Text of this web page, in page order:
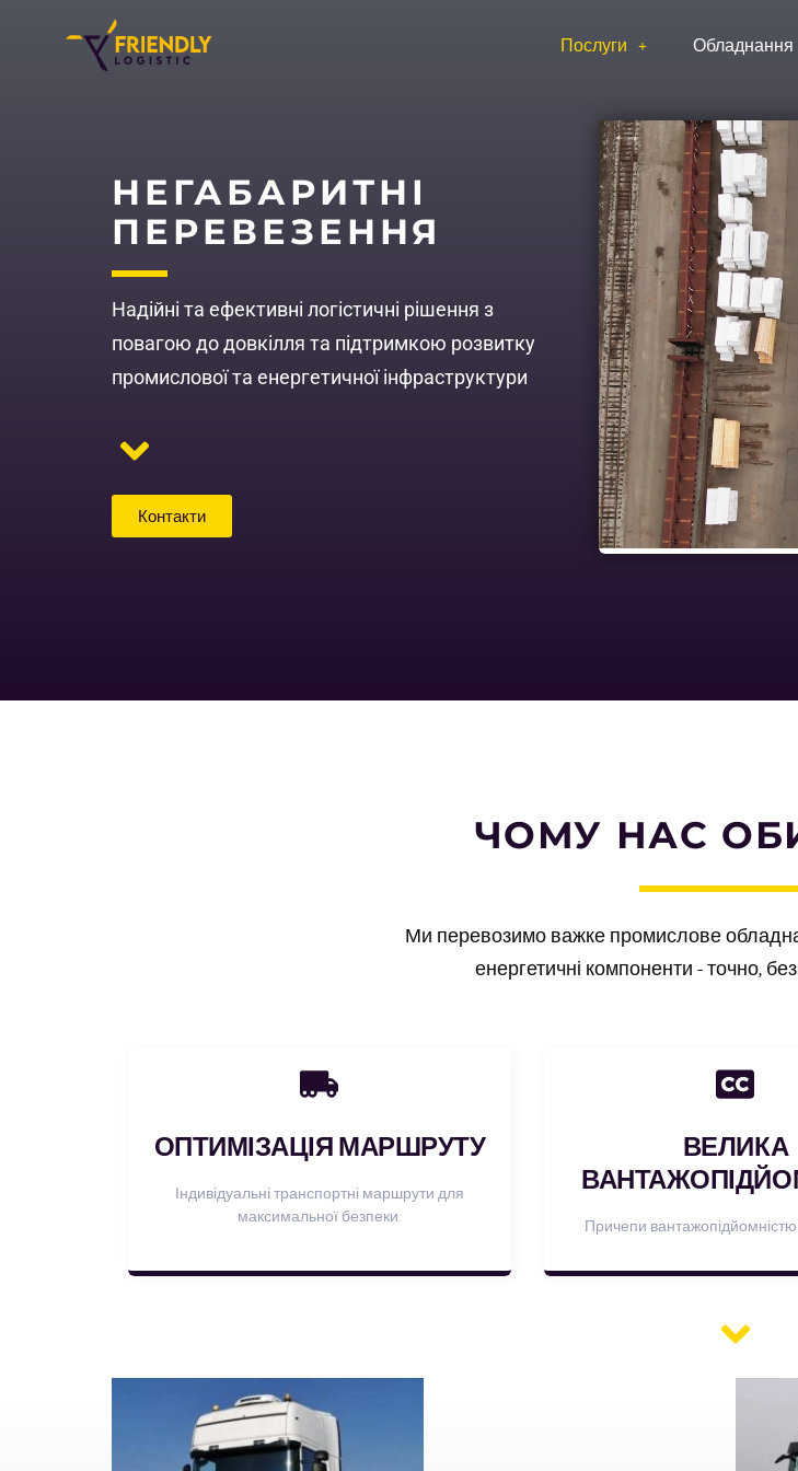
Послуги Обладнання
НЕГАБАРИТНІ
ПЕРЕВЕЗЕННЯ
Надійні та ефективні логістичні рішення з
повагою до довкілля та підтримкою розвитку
промислової та енергетичної інфраструктури
Контакти
ЧОМУ НАС
Ми перевозимо важке промислове
енергетичні компоненти - точно,
ОПТИМІЗАЦІЯ МАРШРУТУ
Індивідуальні транспортні маршрути для
максимальної безпеки.
ВЕЛИКА
Причепи